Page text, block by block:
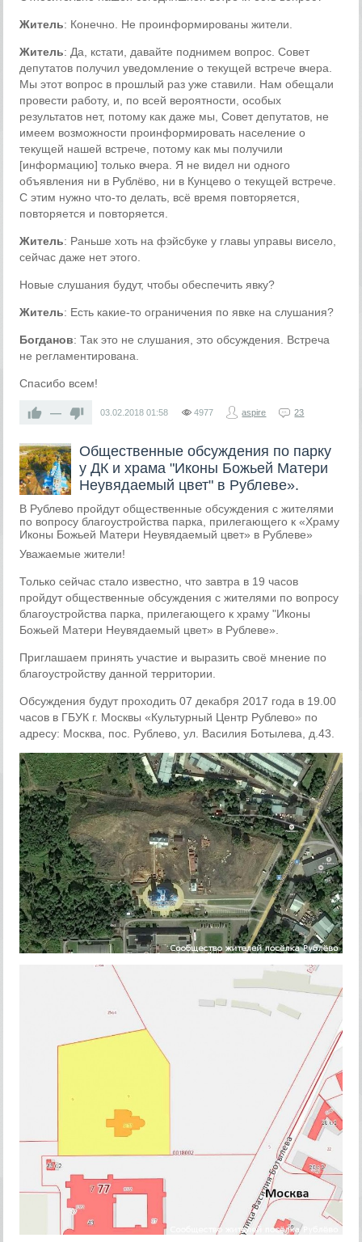
Житель: Конечно. Не проинформированы жители.
Житель: Да, кстати, давайте поднимем вопрос. Совет
депутатов получил уведомление о текущей встрече вчера.
Мы этот вопрос в прошлый раз уже ставили. Нам обещали
провести работу, и, по всей вероятности, особых
результатов нет, потому как даже мы, Совет депутатов, не
имеем возможности проинформировать население о
текущей нашей встрече, потому как мы получили
[информацию] только вчера. Я не видел ни одного
объявления ни в Рублёво, ни в Кунцево о текущей встрече.
С этим нужно что-то делать, всё время повторяется,
повторяется и повторяется.
Житель: Раньше хоть на фэйсбуке у главы управы висело,
сейчас даже нет этого.
Новые слушания будут, чтобы обеспечить явку?
Житель: Есть какие-то ограничения по явке на слушания?
Богданов: Так это не слушания, это обсуждения. Встреча
не регламентирована.
Спасибо всем!
— 03.02.2018 01:58 4977 aspire 23
Общественные обсуждения по парку
у ДК и храма "Иконы Божьей Матери
Неувядаемый цвет" в Рублеве».
В Рублево пройдут общественные обсуждения с жителями
по вопросу благоустройства парка, прилегающего к «Храму
Иконы Божьей Матери Неувядаемый цвет» в Рублеве»
Уважаемые жители!
Только сейчас стало известно, что завтра в 19 часов
пройдут общественные обсуждения с жителями по вопросу
благоустройства парка, прилегающего к храму "Иконы
Божьей Матери Неувядаемый цвет» в Рублеве».
Приглашаем принять участие и выразить своё мнение по
благоустройству данной территории.
Обсуждения будут проходить 07 декабря 2017 года в 19.00
часов в ГБУК г. Москвы «Культурный Центр Рублево» по
адресу: Москва, пос. Рублево, ул. Василия Ботылева, д.43.